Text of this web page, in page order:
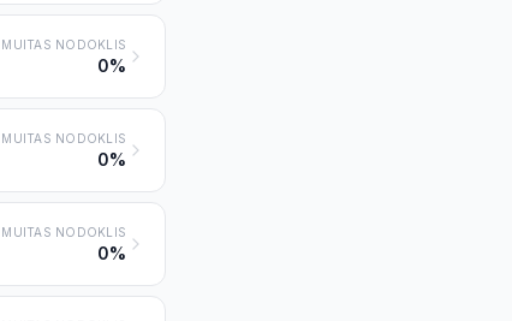
MUITAS NODOKLIS
0%
MUITAS NODOKLIS
0%
MUITAS NODOKLIS
0%